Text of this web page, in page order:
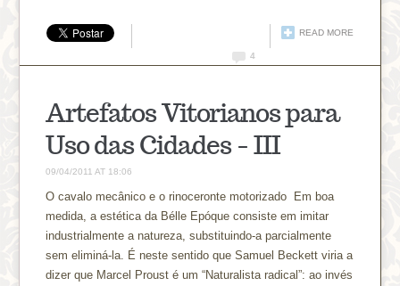
READ MORE
4
Artefatos Vitorianos para
Uso das Cidades – III
09/04/2011 AT 18:06
O cavalo mecânico e o rinoceronte motorizado Em boa
medida, a estética da Bélle Epóque consiste em imitar
industrialmente a natureza, substituindo-a parcialmente
sem eliminá-la. É neste sentido que Samuel Beckett viria a
dizer que Marcel Proust é um “Naturalista radical”: ao invés